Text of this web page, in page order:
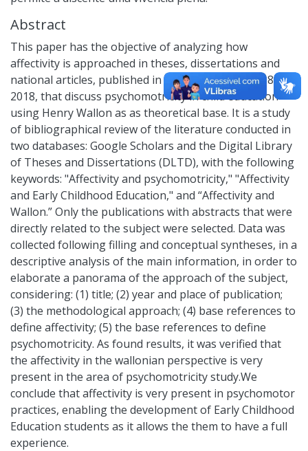
Abstract
This paper has the objective of analyzing how
affectivity is approached in theses, dissertations and
national articles, published in the period from 2008 to
2018, that discuss psychomotricity in child education
using Henry Wallon as as theoretical base. It is a study
of bibliographical review of the literature conducted in
two databases: Google Scholars and the Digital Library
of Theses and Dissertations (DLTD), with the following
keywords: "Affectivity and psychomotricity," "Affectivity
and Early Childhood Education," and “Affectivity and
Wallon.” Only the publications with abstracts that were
directly related to the subject were selected. Data was
collected following filling and conceptual syntheses, in a
descriptive analysis of the main information, in order to
elaborate a panorama of the approach of the subject,
considering: (1) title; (2) year and place of publication;
(3) the methodological approach; (4) base references to
define affectivity; (5) the base references to define
psychomotricity. As found results, it was verified that
the affectivity in the wallonian perspective is very
present in the area of psychomotricity study.We
conclude that affectivity is very present in psychomotor
practices, enabling the development of Early Childhood
Education students as it allows the them to have a full
experience.